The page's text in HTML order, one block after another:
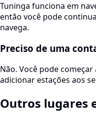
Tuninga funciona em
então você pode
navega.
Preciso de uma
Não. Você pode
adicionar estações aos
Outros lugares